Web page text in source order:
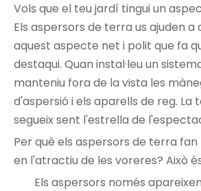
Vols que el teu jardí tingui un
Els aspersors de terra us ajuden a
aquest aspecte net i polit que fa
destaqui. Quan instal·leu un
manteniu fora de la vista les
d'aspersió i els aparells de reg. La
segueix sent l'estrella de
Per què els aspersors de terra
en l'atractiu de les voreres? Això
Els aspersors només